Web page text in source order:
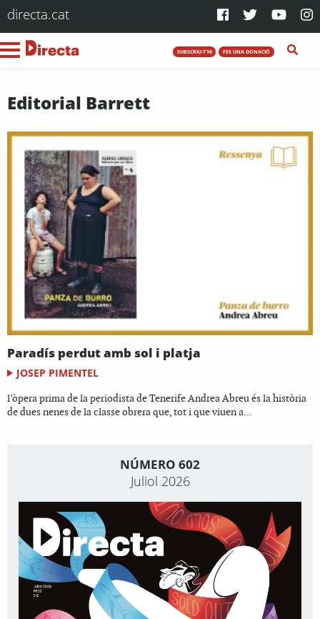
directa.cat
SUBSCRIU-T'HI FES UNA DONACIÓ
Editorial Barrett
Paradís perdut amb sol i platja
JOSEP PIMENTEL
l’òpera prima de la periodista de Tenerife Andrea Abreu és la història
de dues nenes de la classe obrera que, tot i que viuen a...
NÚMERO 602
Juliol 2026